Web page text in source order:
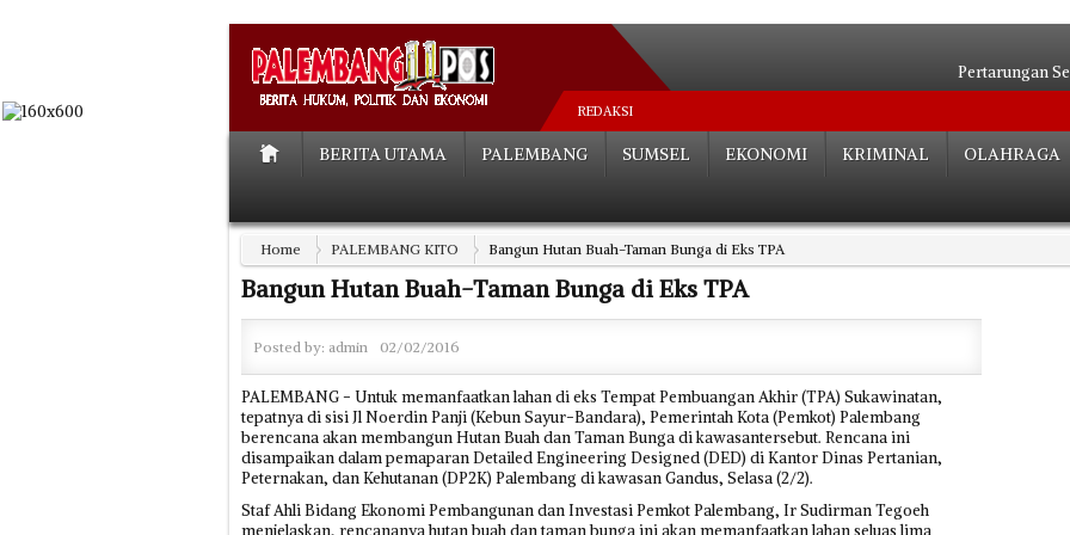
Pertarungan
Sah! Bobby dan
Ini Penjelasan
Kehadiran Transmart
Di Kertapati, 6
REDAKSI
BERITA UTAMA PALEMBANG SUMSEL EKONOMI KRIMINAL OLAHRAGA
Home PALEMBANG KITO Bangun Hutan Buah-Taman Bunga di Eks TPA
Bangun Hutan Buah-Taman Bunga di Eks TPA
Posted by: admin 02/02/2016
PALEMBANG - Untuk memanfaatkan lahan di eks Tempat Pembuangan Akhir (TPA) Sukawinatan,
tepatnya di sisi Jl Noerdin Panji (Kebun Sayur-Bandara), Pemerintah Kota (Pemkot) Palembang
berencana akan membangun Hutan Buah dan Taman Bunga di kawasantersebut. Rencana ini
disampaikan dalam pemaparan Detailed Engineering Designed (DED) di Kantor Dinas Pertanian,
Peternakan, dan Kehutanan (DP2K) Palembang di kawasan Gandus, Selasa (2/2).
Staf Ahli Bidang Ekonomi Pembangunan dan Investasi Pemkot Palembang, Ir Sudirman Tegoeh
menjelaskan, rencananya hutan buah dan taman bunga ini akan memanfaatkan lahan seluas lima